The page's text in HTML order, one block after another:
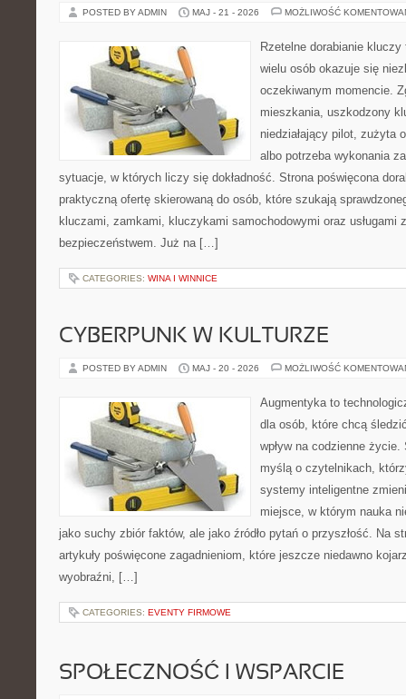
POSTED BY ADMIN MAJ - 21 - 2026 MOŻLIWOŚĆ
Rzetelne dorabianie
wielu osób okazuje się
oczekiwanym momencie.
mieszkania, uszkodzony
niedziałający pilot, zużyta
albo potrzeba wykonania
sytuacje, w których liczy się dokładność. Strona poświęcona
praktyczną ofertę skierowaną do osób, które szukają
kluczami, zamkami, kluczykami samochodowymi oraz usługami
bezpieczeństwem. Już na […]
CATEGORIES: WINA I WINNICE
CYBERPUNK W KULTURZE
POSTED BY ADMIN MAJ - 20 - 2026 MOŻLIWOŚĆ
Augmentyka to
dla osób, które chcą
wpływ na codzienne
myślą o czytelnikach,
systemy inteligentne
miejsce, w którym nauka
jako suchy zbiór faktów, ale jako źródło pytań o przyszłość. Na
artykuły poświęcone zagadnieniom, które jeszcze niedawno
wyobraźni, […]
CATEGORIES: EVENTY FIRMOWE
SPOŁECZNOŚĆ I WSPARCIE